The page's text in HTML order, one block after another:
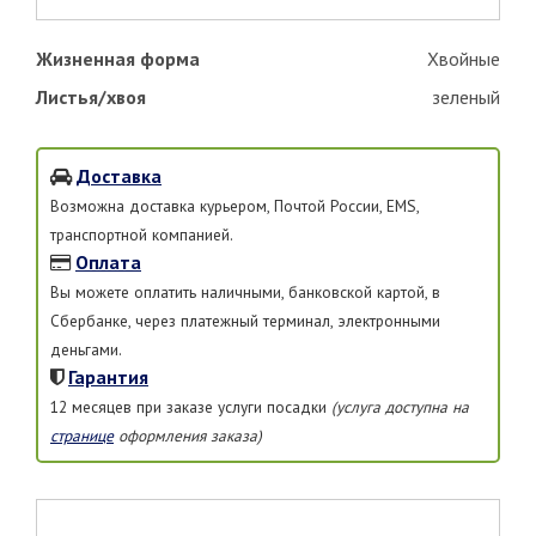
Жизненная форма
Хвойные
Листья/хвоя
зеленый
Доставка
Возможна доставка курьером, Почтой России, EMS,
транспортной компанией.
Оплата
Вы можете оплатить наличными, банковской картой, в
Сбербанке, через платежный терминал, электронными
деньгами.
Гарантия
12 месяцев при заказе услуги посадки (услуга доступна на
страницеоформления заказа)